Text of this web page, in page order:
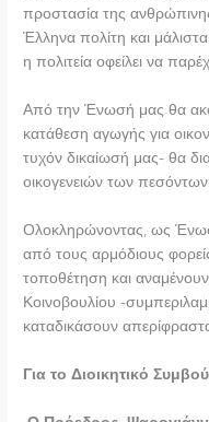
προστασία της
Έλληνα πολίτη και
η πολιτεία οφείλει να
Από την Ένωσή μας θα
κατάθεση αγωγής για
τυχόν δικαίωσή μας- θα
οικογενειών των
Ολοκληρώνοντας, ως Ένωση
από τους αρμόδιους
τοποθέτηση και
Κοινοβουλίου -
καταδικάσουν
Για το Διοικητικό